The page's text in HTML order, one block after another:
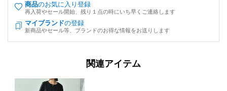
商品のお気に入り登録
再入荷やセール開始、残り１点の時にいち早くご連絡します
マイブランドの登録
新商品やセール等、ブランドのお得な情報をお送りします
関連アイテム